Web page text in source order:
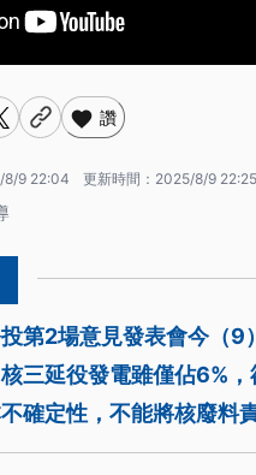
讚
8/9 22:04 更新時間： 2025/8/9 22:25
第2場意見發表會今（9
三延役發電雖僅佔6%
確定性，不能將核廢料